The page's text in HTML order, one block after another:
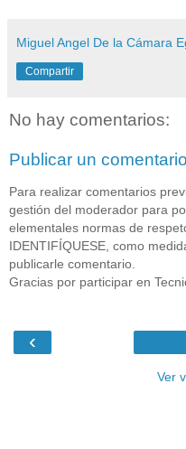
Miguel Angel De la Cámara
Compartir
No hay comentarios:
Publicar un comentario
Para realizar comentarios
gestión del moderador para
elementales normas de
IDENTIFÍQUESE, como
publicarle comentario.
Gracias por participar en
‹
Ver